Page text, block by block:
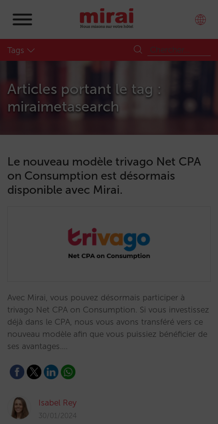
Tags
Articles portant le tag :
miraimetasearch
Le nouveau modèle trivago Net CPA
on Consumption est désormais
disponible avec Mirai.
Avec Mirai, vous pouvez désormais participer à
trivago Net CPA on Consumption. Si vous investissez
déjà dans le CPA, nous vous avons transféré vers ce
nouveau modèle afin que vous puissiez bénéficier de
ses avantages.…
Isabel Rey
30/01/2024